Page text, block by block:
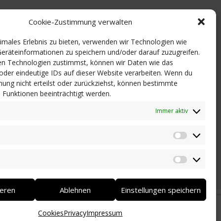
Cookie-Zustimmung verwalten
Erlebnis zu bieten, verwenden wir Technologien wie
zu speichern und/oder darauf zuzugreifen.
Technologien zustimmst, können wir Daten wie das
eindeutige IDs auf dieser Website verarbeiten. Wenn du
nicht erteilst oder zurückziehst, können bestimmte
beeinträchtigt werden.
Immer aktiv
Ablehnen Einstellungen speichern
CookiesPrivacyImpressum